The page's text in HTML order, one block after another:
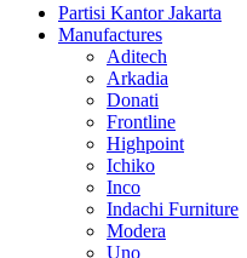
Partisi Kantor Jakarta
Manufactures
Aditech
Arkadia
Donati
Frontline
Highpoint
Ichiko
Inco
Indachi Furniture
Modera
Uno